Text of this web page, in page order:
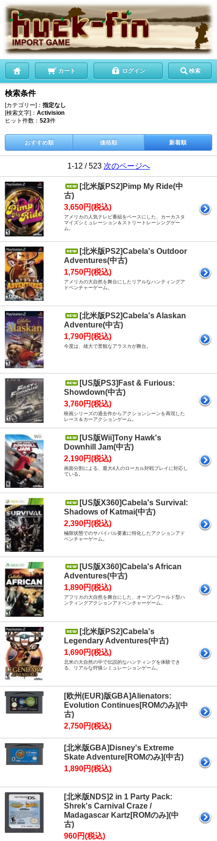
カート ログイン 検索
検索条件
[カテゴリー]： 指定なし
[検索文字]： Activision
ヒット件数： 523件
おすすめ順 価格順 新着順
1-12 / 523 次のページへ
[北米版PS2]Pimp My Ride(中
古)
3,650円(税込)
アメリカの人気テレビ番組をベースにした、カーカスタ
マイズシミュレーション＆ストリートレーシングゲー
ム。
[北米版PS2]Cabela's Outdoor
Adventures(中古)
1,750円(税込)
アメリカの大自然を舞台にしたリアルなハンティングア
ドベンチャーゲーム。
[北米版PS2]Cabela's Alaskan
Adventure(中古)
1,790円(税込)
今度は、雄大で景観なアラスカが舞台。
[US版PS3]Fast & Furious:
Showdown(中古)
3,760円(税込)
映画シリーズの過去作からアクションシーンを再現した
レース＆カーアクションゲーム。
[US版Wii]Tony Hawk's
Downhill Jam(中古)
2,190円(税込)
画面分割による、最大4人のローカル対戦プレイに対応し
ている。
[US版X360]Cabela's Survival:
Shadows of Katmai(中古)
2,390円(税込)
極限状態でのサバイバル要素に特化したアクションアド
ベンチャーゲーム。
[US版X360]Cabela's African
Adventures(中古)
1,890円(税込)
アフリカの大自然を舞台にした、オープンワールド型ハ
ンティングアクションアドベンチャーゲーム。
[北米版PS2]Cabela's
Legendary Adventures(中古)
1,690円(税込)
北米の大自然の中で伝説的なハンティングを体験でき
る、リアルな狩猟シミュレーションゲーム。
[欧州(EUR)版GBA]Alienators:
Evolution Continues[ROMのみ](中
古)
2,750円(税込)
[北米版GBA]Disney's Extreme
Skate Adventure[ROMのみ](中古)
1,890円(税込)
[北米版NDS]2 in 1 Party Pack:
Shrek's Carnival Craze /
Madagascar Kartz[ROMのみ](中
古)
960円(税込)